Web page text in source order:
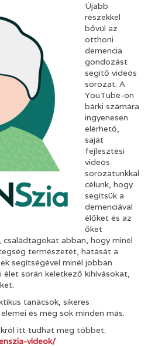
Újabb
részekkel
bővül az
otthoni
demencia
gondozást
segítő videós
sorozat. A
YouTube-on
bárki számára
ingyenesen
elérhető,
saját
fejlesztési
videós
sorozatunkkal
célunk, hogy
segítsük a
demenciával
élőket és az
őket
abban, hogy minél
természetét, hatását a
segítségével minél jobban
élet során keletkező kihívásokat,
tanácsok, sikeres
és még sok minden más.
itt tudhat meg többet:
videok/